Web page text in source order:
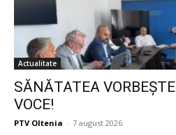
Actualitate
SĂNĂTATEA
VOCE!
PTV Oltenia - 7 august 2026